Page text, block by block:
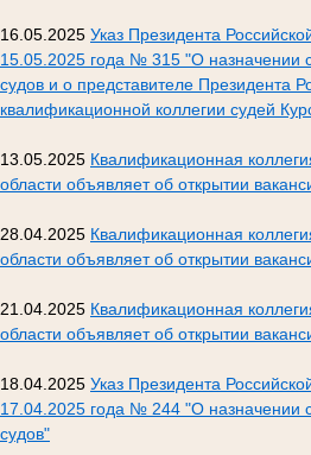
16.05.2025 Указ Президента
15.05.2025 года № 315 "О назначении
судов и о представителе Президента
квалификационной коллегии судей
13.05.2025 Квалификационная
области объявляет об открытии
28.04.2025 Квалификационная
области объявляет об открытии
21.04.2025 Квалификационная
области объявляет об открытии
18.04.2025 Указ Президента
17.04.2025 года № 244 "О назначении
судов"